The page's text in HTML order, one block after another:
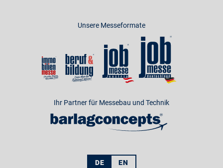
Unsere Messeformate
Ihr Partner für Messebau und Technik
DE EN